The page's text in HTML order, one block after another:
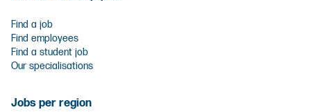
Find a job
Find employees
Find a student job
Our specialisations
Jobs per region